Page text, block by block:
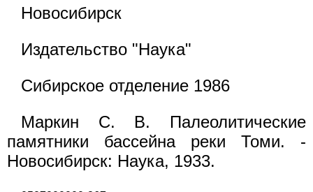
Новосибирск
Издательство "Наука"
Сибирское отделение 1986
Маркин С. В. Палеолитические
памятники бассейна реки Томи. -
Новосибирск: Наука, 1933.